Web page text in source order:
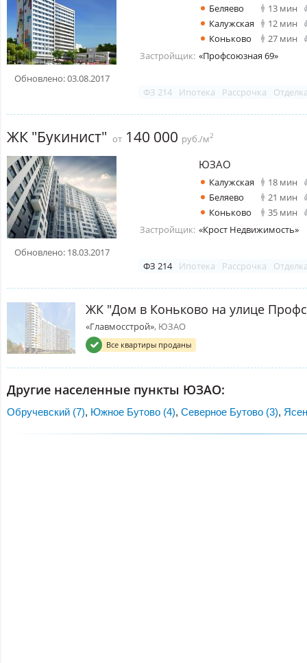
Обновлено: 03.08.2017
Беляево
13 мин
Калужская
12 мин
Коньково
27 мин
Застройщик: «Профсоюзная 69»
ФЗ 214 Ипотека Рассрочка
ЖК "Букинист" от 140 000 руб./м2
Обновлено: 18.03.2017
ЮЗАО
Калужская
18 мин
Беляево
21 мин
Коньково
35 мин
Застройщик: «Крост Недвижимость»
ФЗ 214 Ипотека Рассрочка
ЖК "Дом в Коньково на улице
«Главмосстрой», ЮЗАО
Все квартиры проданы
Другие населенные пункты ЮЗАО:
Обручевский (7), Южное Бутово (4), Северное Бутово (3),